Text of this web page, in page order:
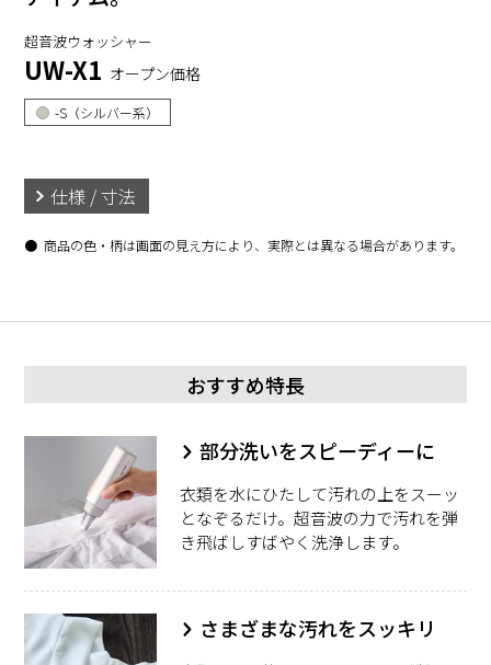
超音波ウォッシャー
UW-X1 オープン価格
-S（シルバー系）
仕様 / 寸法
商品の色・柄は画面の見え方により、実際とは異なる場合があります。
おすすめ特長
部分洗いをスピーディーに
衣類を水にひたして汚れの上をスーッ
となぞるだけ。超音波の力で汚れを弾
き飛ばしすばやく洗浄します。
さまざまな汚れをスッキリ